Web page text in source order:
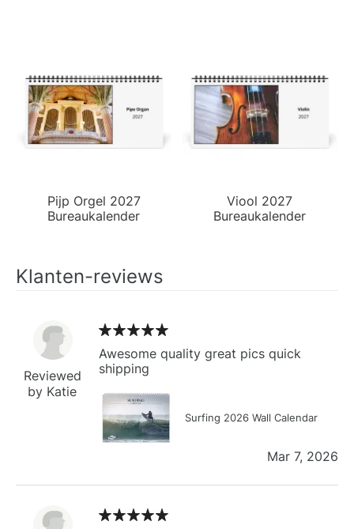
Pijp Orgel 2027
Bureaukalender
Viool 2027
Bureaukalender
Klanten-reviews
Reviewed
by Katie
Awesome quality great pics quick
shipping
Surfing 2026 Wall Calendar
Mar 7, 2026